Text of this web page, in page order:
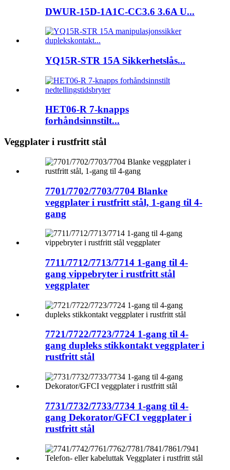
DWUR-15D-1A1C-CC3.6 3.6A U...
YQ15R-STR 15A Sikkerhetslås...
HET06-R 7-knapps
forhåndsinnstilt...
Veggplater i rustfritt stål
7701/7702/7703/7704 Blanke
veggplater i rustfritt stål, 1-gang til 4-
gang
7711/7712/7713/7714 1-gang til 4-
gang vippebryter i rustfritt stål
veggplater
7721/7722/7723/7724 1-gang til 4-
gang dupleks stikkontakt veggplater i
rustfritt stål
7731/7732/7733/7734 1-gang til 4-
gang Dekorator/GFCI veggplater i
rustfritt stål